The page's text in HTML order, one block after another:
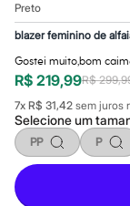
Até 40% off
Até 60% off
A partir de 60%
Feminino
Em alta
Inverno
Alfaiataria
Novidades
Roupas
Blusas e
Básicos
Calças
Preto
blazer feminino de
Gostei muito,bom
R$ 219,99R$
7x R$ 31,42 sem juros
Selecione um
PP P